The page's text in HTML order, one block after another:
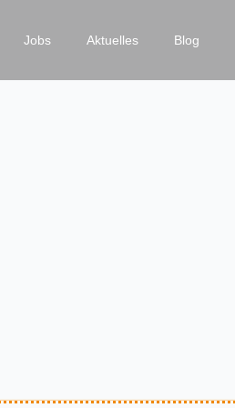
Jobs Aktuelles Blog